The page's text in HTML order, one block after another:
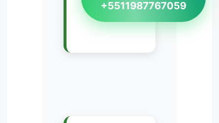
+5511987767059